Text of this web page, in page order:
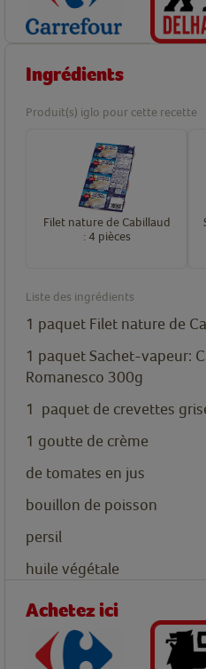
Ingrédients
Produit(s) iglo pour cette recette
Filet nature de Cabillaud
: 4 pièces
Liste des ingrédients
1 paquet Filet nature de
1 paquetSachet-vapeur:
Romanesco 300g
1 paquet de crevettes
1 goutte de crème
de tomates en jus
bouillon de poisson
persil
huile végétale
Achetez ici